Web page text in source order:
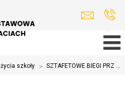
szkoły > SZTAFETOWE BIEGI PRZ ...